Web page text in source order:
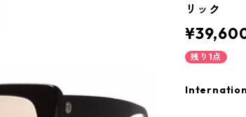
リック
残り1点